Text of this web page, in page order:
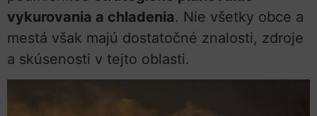
vykurovania a chladenia. Nie všetky obce a
mestá však majú dostatočné znalosti, zdroje
a skúsenosti v tejto oblasti.